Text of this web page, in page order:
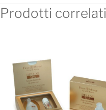
Prodotti correlati